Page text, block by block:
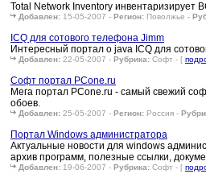
Total Network Inventory инвентаризирует
Добавлен: 15-05-2007 - Регион: Поволжье -
ICQ для сотового телефона Jimm
Интересный портал о java ICQ для
Добавлен: 22-05-2007 - Рубрика: Софт - [
Софт портал PCone.ru
Мега портал PCone.ru - самый свежий
обоев.
Добавлен: 25-05-2007 - Регион: Россия -
Портал Windows администратора
Актуальные новости для windows
архив программ, полезные ссылки,
Добавлен: 19-06-2007 - Рубрика: Софт - [